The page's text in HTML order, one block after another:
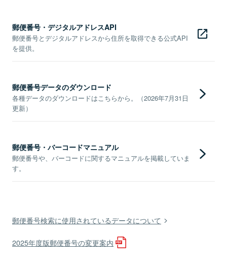
郵便番号・デジタルアドレスAPI
郵便番号とデジタルアドレスから住所を取得できる公式API
を提供。
郵便番号データのダウンロード
各種データのダウンロードはこちらから。（2026年7月31日
更新）
郵便番号・バーコードマニュアル
郵便番号や、バーコードに関するマニュアルを掲載していま
す。
郵便番号検索に使用されているデータについて
2025年度版郵便番号の変更案内